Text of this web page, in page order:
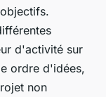
d'activité sur
ordre d'idées,
non